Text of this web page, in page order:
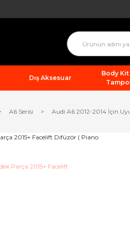
Dış Aksesuar
Body Kit
A6 Serisi Audi A6 2012-2014 İçin